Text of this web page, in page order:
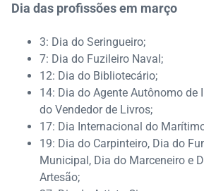
Dia das profissões em março
3: Dia do Seringueiro;
7: Dia do Fuzileiro Naval;
12: Dia do Bibliotecário;
14: Dia do Agente Autônomo de
do Vendedor de Livros;
17: Dia Internacional do
19: Dia do Carpinteiro, Dia do
Municipal, Dia do Marceneiro e
Artesão;